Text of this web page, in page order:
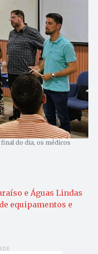
final do dia, os médicos
e Águas Lindas
equipamentos e